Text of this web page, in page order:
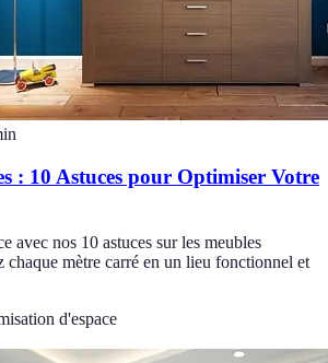
: 10 Astuces pour Optimiser Votre
avec nos 10 astuces sur les meubles
chaque mètre carré en un lieu fonctionnel et
d'espace